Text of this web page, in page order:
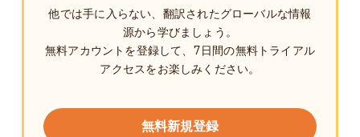
他では手に入らない、翻訳されたグローバルな情報
源から学びましょう。
無料アカウントを登録して、7日間の無料トライアル
アクセスをお楽しみください。
無料新規登録